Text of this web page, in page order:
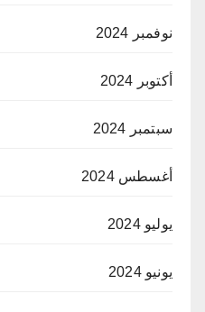
نوفمبر 2024
أكتوبر 2024
سبتمبر 2024
أغسطس 2024
يوليو 2024
يونيو 2024